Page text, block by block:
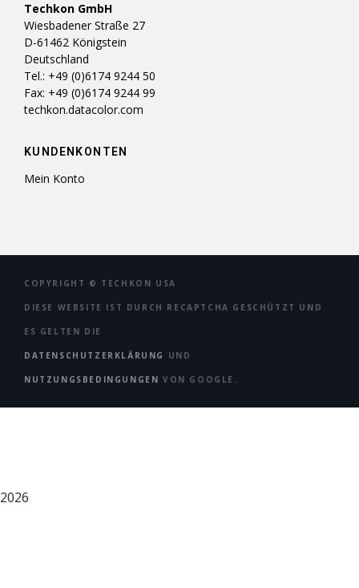
Techkon GmbH
Wiesbadener Straße 27
D-61462 Königstein
Deutschland
Tel.: +49 (0)6174 9244 50
Fax: +49 (0)6174 9244 99
techkon.datacolor.com
KUNDENKONTEN
Mein Konto
COPYRIGHT © TECHKON USA
DIESE WEBSITE IST DURCH RECAPTCHA GESCHÜTZT UND
ES GELTEN DIE
DATENSCHUTZERKLÄRUNG UND
NUTZUNGSBEDINGUNGEN VON GOOGLE.
2026